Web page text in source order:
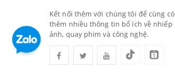
Kết nối thêm với chúng tôi để cùng có
thêm nhiều thông tin bổ ích về nhiếp
ảnh, quay phim và công nghệ.